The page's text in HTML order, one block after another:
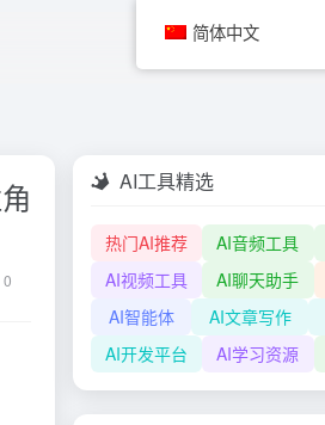
0
AI工具精选
热门AI推荐 AI音频工具
AI视频工具
AI聊天助手
AI智能体
AI文章写作
AI开发平台
AI学习资源
简体中文